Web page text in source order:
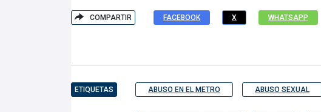
COMPARTIR FACEBOOK X WHATSAPP
ETIQUETAS ABUSO EN EL METRO ABUSO SEXUAL